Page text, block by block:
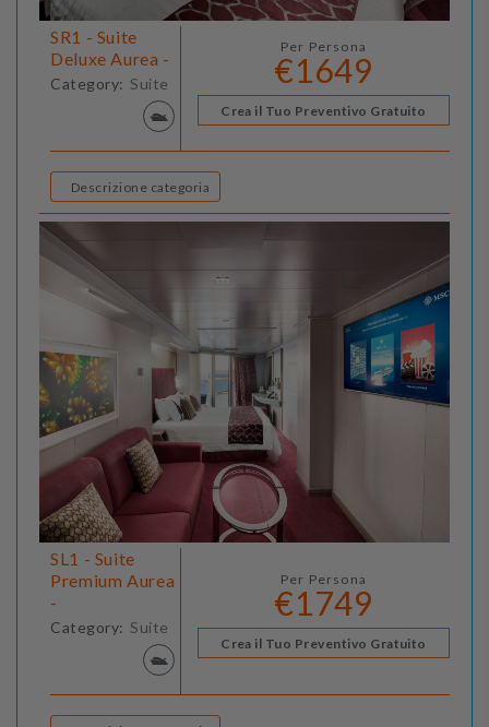
SR1 - Suite
Deluxe Aurea -
Category: Suite
Per Persona
€1649
Crea il Tuo Preventivo Gratuito
Descrizione categoria
SL1 - Suite
Premium Aurea
-
Category: Suite
Per Persona
€1749
Crea il Tuo Preventivo Gratuito